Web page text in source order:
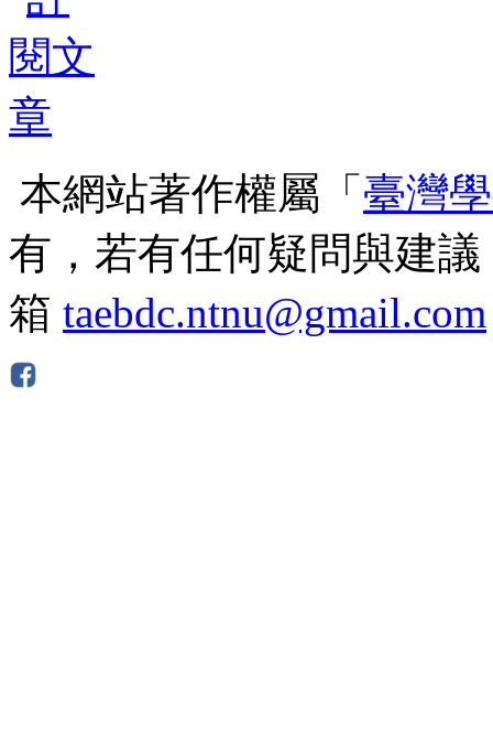
本網站著作權屬「 臺灣
有，若有任何疑問與建
箱 taebdc.ntnu@gmail.com